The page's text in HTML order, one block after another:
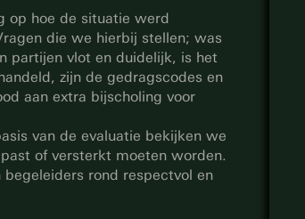
op hoe de situatie werd
die we hierbij stellen; was
partijen vlot en duidelijk, is het
zijn de gedragscodes en
aan extra bijscholing voor
van de evaluatie bekijken we
of versterkt moeten worden.
rond respectvol en